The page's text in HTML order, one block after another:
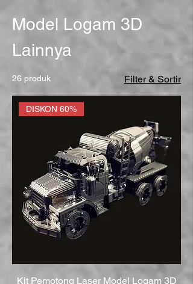
Model Logam 3D
Lainnya
26 produk Filter & Sortir
DISKON 60%
Kit Pemotong Laser Model Logam 3D